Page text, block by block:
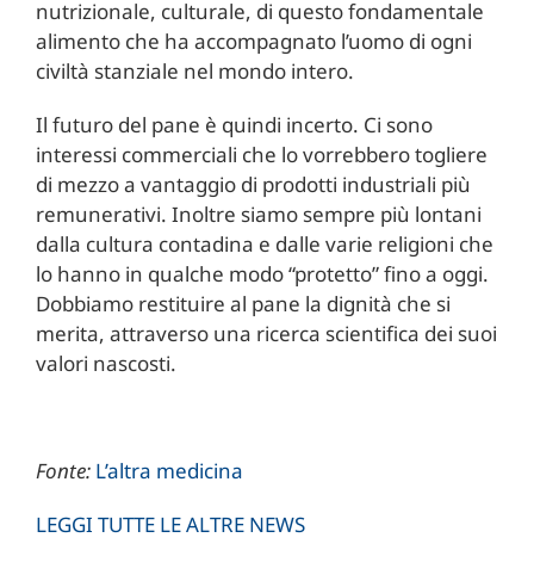
nutrizionale, culturale, di questo fondamentale
alimento che ha accompagnato l’uomo di ogni
civiltà stanziale nel mondo intero.
Il futuro del pane è quindi incerto. Ci sono
interessi commerciali che lo vorrebbero togliere
di mezzo a vantaggio di prodotti industriali più
remunerativi. Inoltre siamo sempre più lontani
dalla cultura contadina e dalle varie religioni che
lo hanno in qualche modo “protetto” fino a oggi.
Dobbiamo restituire al pane la dignità che si
merita, attraverso una ricerca scientifica dei suoi
valori nascosti.
Fonte: L’altra medicina
LEGGI TUTTE LE ALTRE NEWS